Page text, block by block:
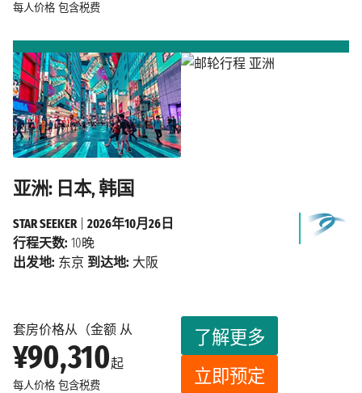
每人价格 包含税费
亚洲: 日本, 韩国
套房价格从（金额 从
¥90,310起
每人价格 包含税费
了解更多
立即预定
STAR SEEKER| 2026年10月26日
行程天数: 10晚
出发地: 东京 到达地: 大阪